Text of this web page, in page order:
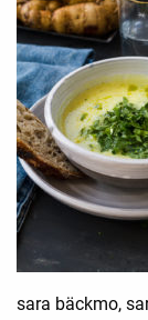
sara bäckmo,